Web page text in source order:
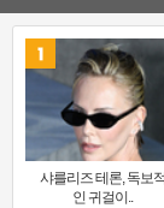
샤를리즈 테론, 독보
인 귀걸이..